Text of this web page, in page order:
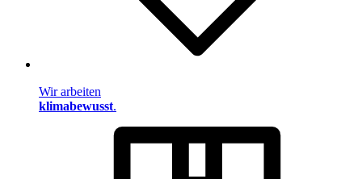
Wir arbeiten
klimabewusst.